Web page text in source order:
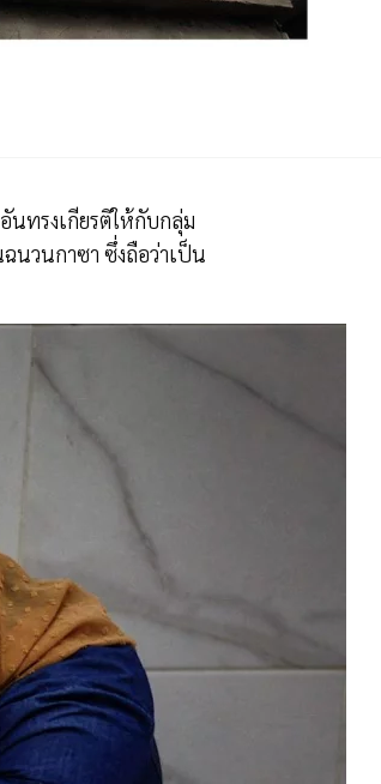
นทรงเกียรติให้กับกลุ่ม
นวนกาซา ซึ่งถือว่าเป็น